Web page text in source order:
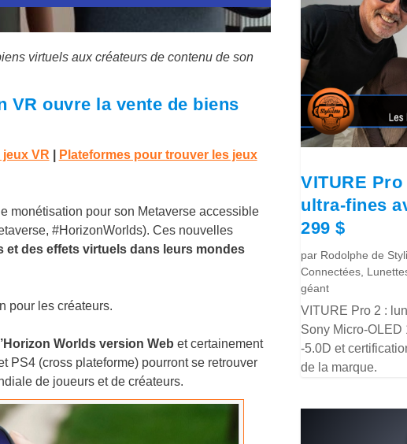
virtuels aux créateurs de contenu de son
VR ouvre la vente de biens
jeux VR
Plateformes pour trouver les jeux
monétisation pour son Metaverse accessible
#HorizonWorlds). Ces nouvelles
et des effets virtuels dans leurs mondes
pour les créateurs.
Worlds version Web et certainement
PS4 (cross plateforme) pourront se retrouver
de joueurs et de créateurs.
VITURE
ultra-fines
299 $
par Rodolphe de
Connectées
géant
VITURE Pro 2 :
Sony Micro-OLED
-5.0D et
de la marque.